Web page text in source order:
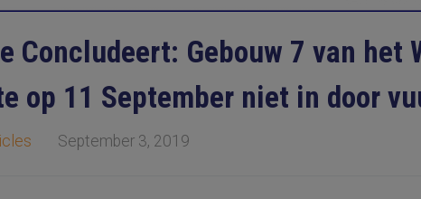
Concludeert: Gebouw 7 van het
op 11 September niet in door
September 3, 2019